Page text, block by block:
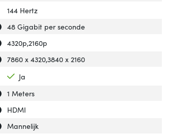
144 Hertz
Uitleg over 'Overdrachtssnelheid'
Verberg uitleg over 'Overdrachtssnelheid'
48 Gigabit per seconde
Uitleg over 'Ondersteunde video-modi'
Verberg uitleg over 'Ondersteunde video-modi'
4320p,2160p
Uitleg over 'Ondersteunde grafische resoluties'
Verberg uitleg over 'Ondersteunde grafische
7860 x 4320,3840 x 2160
Ja
Uitleg over 'Snoerlengte'
Verberg uitleg over 'Snoerlengte'
1 Meters
Uitleg over 'Aansluiting 2'
Verberg uitleg over 'Aansluiting 2'
HDMI
Uitleg over 'Aansluiting 1 type'
Verberg uitleg over 'Aansluiting 1 type'
Mannelijk